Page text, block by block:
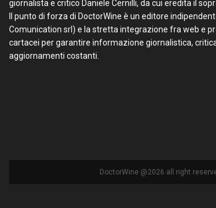
giornalista e critico Daniele Cernilli, da cui eredita il
Il punto di forza di DoctorWine è un editore
Comunication srl) e la stretta integrazione fra web e
cartacei per garantire informazione giornalistica,
aggiornamenti costanti.
DoctorWine @2026 all right